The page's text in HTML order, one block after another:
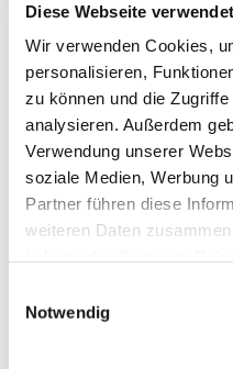
Diese Webseite
Wir verwenden Cookies,
personalisieren,
zu können und die
analysieren. Außerdem
Verwendung unserer
soziale Medien, Werbung
Partner führen diese
weiteren Daten
Notwendig
Donnerstag, 11.
18:30 Uhr
Gemeindehaus,